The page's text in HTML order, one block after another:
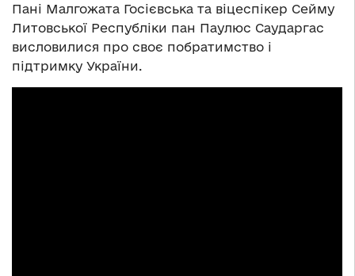
Пані Малгожата Госієвська та віцеспікер Сейму
Литовської Республіки пан Паулюс Саударгас
висловилися про своє побратимство і
підтримку України.